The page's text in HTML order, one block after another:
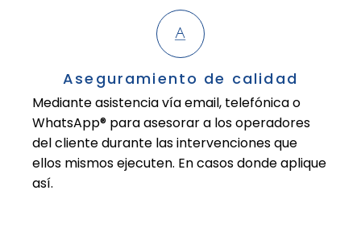
Aseguramiento de calidad
Mediante asistencia vía email, telefónica o
WhatsApp® para asesorar a los operadores
del cliente durante las intervenciones que
ellos mismos ejecuten. En casos donde aplique
así.